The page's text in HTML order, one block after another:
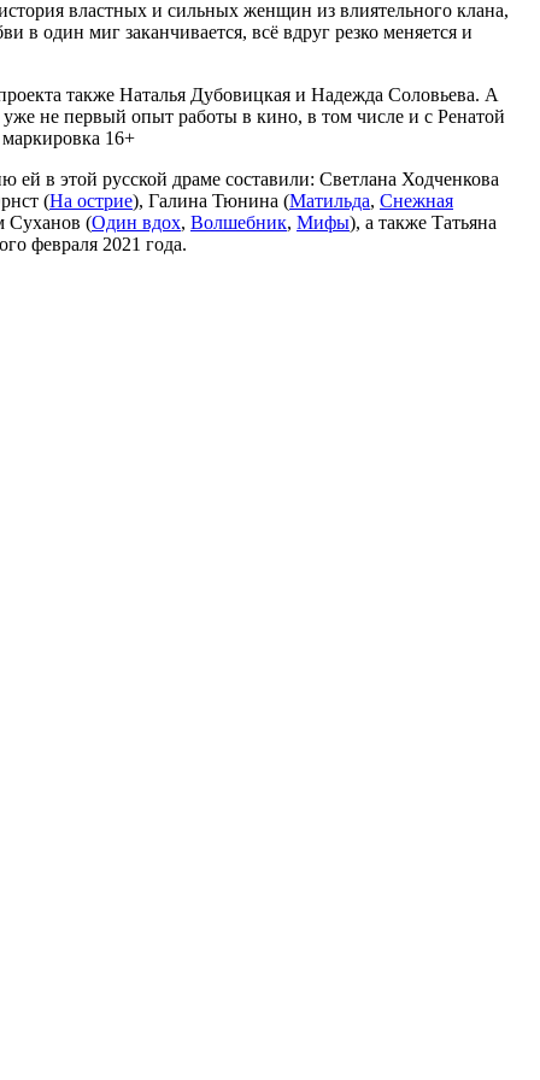
властных и сильных женщин из влиятельного клана,
один миг заканчивается, всё вдруг резко меняется и
также Наталья Дубовицкая и Надежда Соловьева. А
уже не первый опыт работы в кино, в том числе и с Ренатой
16+
ей в этой русской драме составили: Светлана Ходченкова
(На острие), Галина Тюнина (Матильда, Снежная
Суханов (Один вдох, Волшебник, Мифы), а также Татьяна
февраля 2021 года.